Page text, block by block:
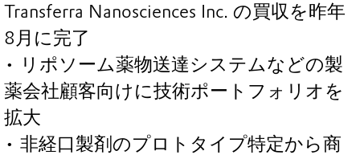
Transferra Nanosciences Inc. の買収を昨年
8月に完了
• リポソーム薬物送達システムなどの製
薬会社顧客向けに技術ポートフォリオを
拡大
• 非経口製剤のプロトタイプ特定から商